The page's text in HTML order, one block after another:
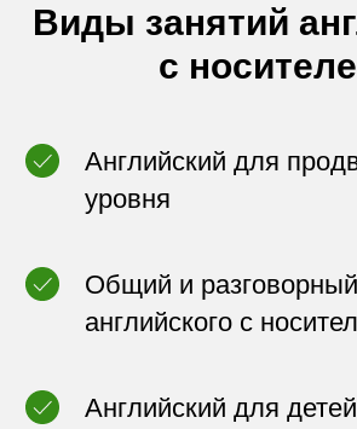
Виды занятий
с
Английский для
уровня
Общий и
английского с
Английский для